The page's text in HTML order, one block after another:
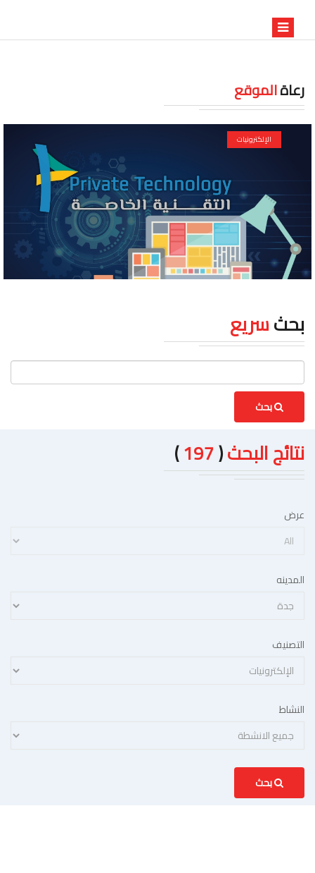
رعاةالموقع
الإلكترونيات
بحثسريع
بحث
نتائج البحث(
197
)
عرض
المدينه
التصنيف
النشاط
بحث